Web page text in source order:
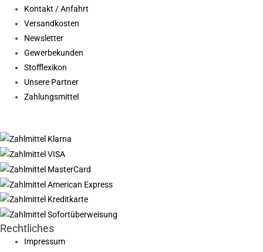
Kontakt / Anfahrt
Versandkosten
Newsletter
Gewerbekunden
Stofflexikon
Unsere Partner
Zahlungsmittel
Rechtliches
Impressum